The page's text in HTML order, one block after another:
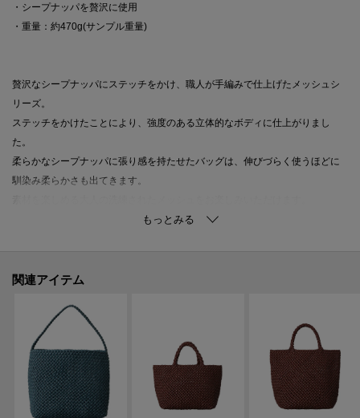
・シープナッパを贅沢に使用
・重量：約470g(サンプル重量)
贅沢なシープナッパにステッチをかけ、職人が手編みで仕上げたメッシュシ
リーズ。
ステッチをかけたことにより、強度のある立体的なボディに仕上がりまし
た。
柔らかなシープナッパに張り感を持たせたバッグは、伸びづらく使うほどに
馴染み柔らかさも出てきます。
華奢なショルダーバッグは、別売りのボルトをお使いいただくとワードロー
●ポケット：なし
※内側には取り外し可能なボトムパーツがついています。
【おすすめのご使用シーン】
スマートフォンやミニ財布などの必需品を入れて、普段使いのワンマイルバ
ッグとして。
ワンピースに合わせてリゾートスタイルや、シャツやデニムと合わせて旅行
関連アイテム